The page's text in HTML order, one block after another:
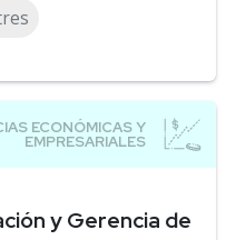
y Gerencia de